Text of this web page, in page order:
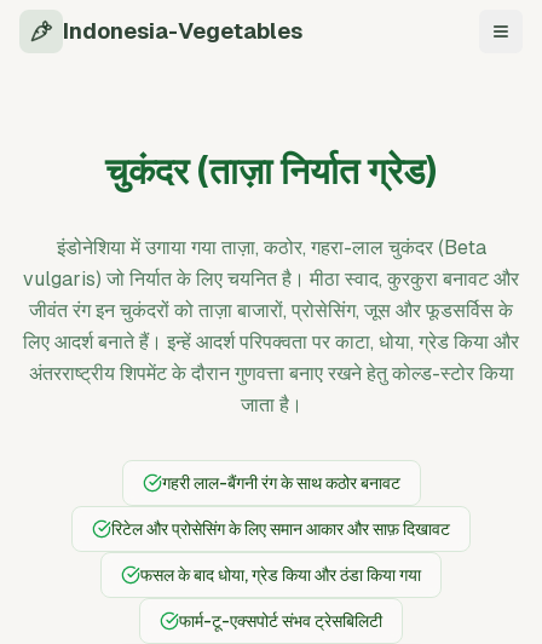
Indonesia-Vegetables
चुकंदर (ताज़ा निर्यात ग्रेड)
इंडोनेशिया में उगाया गया ताज़ा, कठोर, गहरा-लाल चुकंदर (Beta
vulgaris) जो निर्यात के लिए चयनित है। मीठा स्वाद, कुरकुरा बनावट और
जीवंत रंग इन चुकंदरों को ताज़ा बाजारों, प्रोसेसिंग, जूस और फूडसर्विस के
लिए आदर्श बनाते हैं। इन्हें आदर्श परिपक्वता पर काटा, धोया, ग्रेड किया और
अंतरराष्ट्रीय शिपमेंट के दौरान गुणवत्ता बनाए रखने हेतु कोल्ड-स्टोर किया
जाता है।
गहरी लाल-बैंगनी रंग के साथ कठोर बनावट
रिटेल और प्रोसेसिंग के लिए समान आकार और साफ़ दिखावट
फसल के बाद धोया, ग्रेड किया और ठंडा किया गया
फार्म-टू-एक्सपोर्ट संभव ट्रेसबिलिटी